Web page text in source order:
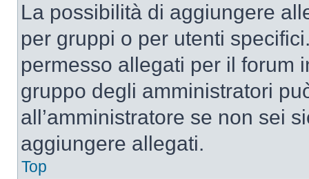
La possibilità di aggiungere
per gruppi o per utenti
permesso allegati per il forum
gruppo degli amministratori
all’amministratore se non sei
aggiungere allegati.
Top